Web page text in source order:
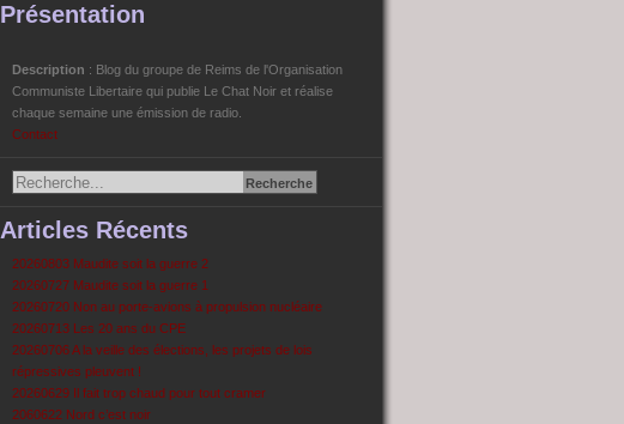
Présentation
Description : Blog du groupe de Reims de l'Organisation
Communiste Libertaire qui publie Le Chat Noir et réalise
chaque semaine une émission de radio.
Contact
Articles Récents
20260803 Maudite soit la guerre 2
20260727 Maudite soit la guerre 1
20260720 Non au porte-avions à propulsion nucléaire
20260713 Les 20 ans du CPE
20260706 A la veille des élections, les projets de lois
répressives pleuvent !
20260629 Il fait trop chaud pour tout cramer
2060622 Nord c’est noir